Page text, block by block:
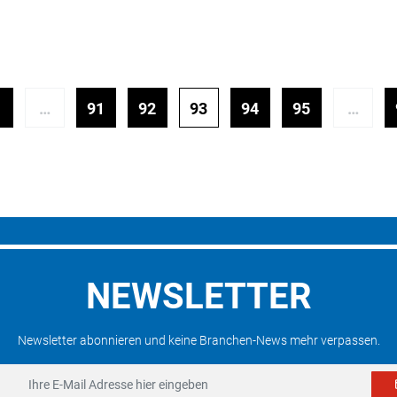
… 91 92 93 94 95 …
NEWSLETTER
Newsletter abonnieren und keine Branchen-News mehr verpassen.